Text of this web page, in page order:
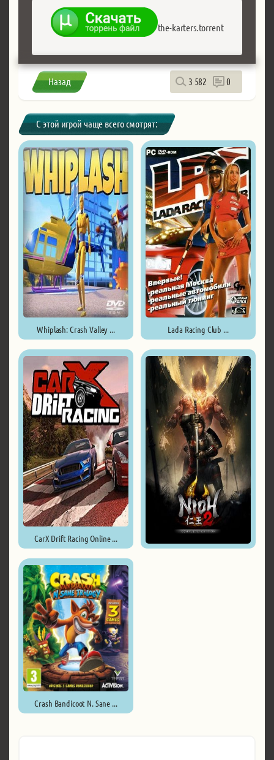
the-karters.torrent
Назад 3 582 0
С этой игрой чаще всего смотрят:
Whiplash: Crash Valley ... Lada Racing Club ...
CarX Drift Racing Online ...
Crash Bandicoot N. Sane ...